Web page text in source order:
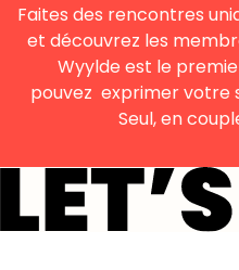
Faites des rencontres
et découvrez les
Wyylde est le
pouvez exprimer votre
Seul, en